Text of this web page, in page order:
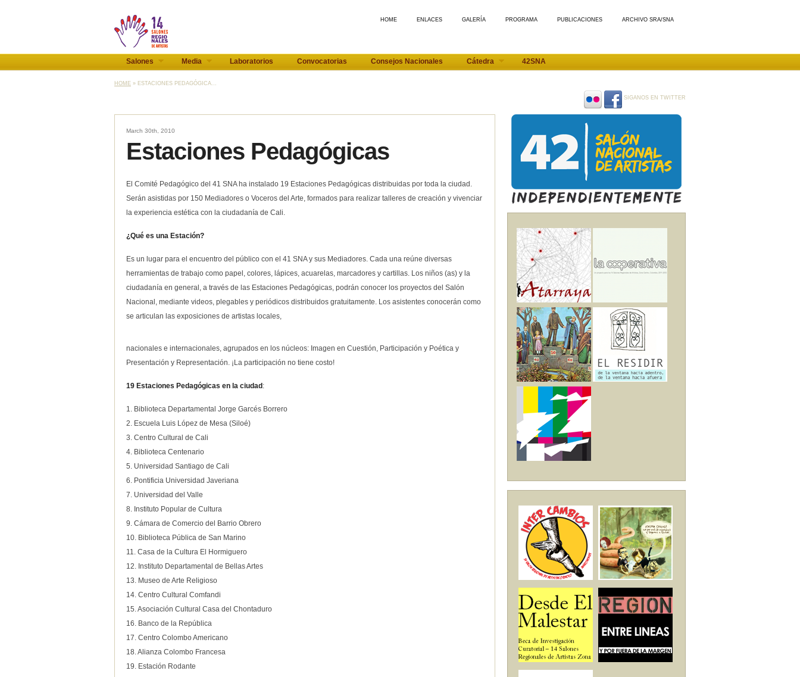
HOME ENLACES GALERÍA PROGRAMA PUBLICACIONES ARCHIVO SRA/SNA
Salones Media Laboratorios Convocatorias Consejos Nacionales Cátedra 42SNA
HOME » ESTACIONES PEDAGÓGICA...
SIGANOS EN TWITTER
SIGANOS
FACEBOOK
SIGANOS
EN
FLICKR
March 30th, 2010
Estaciones Pedagógicas
El Comité Pedagógico del 41 SNA ha instalado 19 Estaciones Pedagógicas distribuidas por toda la ciudad.
Serán asistidas por 150 Mediadores o Voceros del Arte, formados para realizar talleres de creación y vivenciar
la experiencia estética con la ciudadanía de Cali.
¿Qué es una Estación?
Es un lugar para el encuentro del público con el 41 SNA y sus Mediadores. Cada una reúne diversas
herramientas de trabajo como papel, colores, lápices, acuarelas, marcadores y cartillas. Los niños (as) y la
ciudadanía en general, a través de las Estaciones Pedagógicas, podrán conocer los proyectos del Salón
Nacional, mediante videos, plegables y periódicos distribuidos gratuitamente. Los asistentes conocerán como
se articulan las exposiciones de artistas locales,
nacionales e internacionales, agrupados en los núcleos: Imagen en Cuestión, Participación y Poética y
Presentación y Representación. ¡La participación no tiene costo!
19 Estaciones Pedagógicas en la ciudad :
1. Biblioteca Departamental Jorge Garcés Borrero
2. Escuela Luis López de Mesa (Siloé)
3. Centro Cultural de Cali
4. Biblioteca Centenario
5. Universidad Santiago de Cali
6. Pontificia Universidad Javeriana
7. Universidad del Valle
8. Instituto Popular de Cultura
9. Cámara de Comercio del Barrio Obrero
10. Biblioteca Pública de San Marino
11. Casa de la Cultura El Hormiguero
12. Instituto Departamental de Bellas Artes
13. Museo de Arte Religioso
14. Centro Cultural Comfandi
15. Asociación Cultural Casa del Chontaduro
16. Banco de la República
17. Centro Colombo Americano
18. Alianza Colombo Francesa
19. Estación Rodante